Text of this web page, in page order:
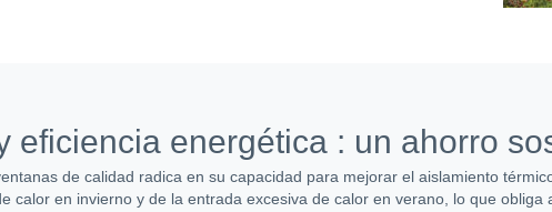
eficiencia energética : un ahorro
de calidad radica en su capacidad para mejorar el aislamiento
calor en invierno y de la entrada excesiva de calor en verano, lo que obliga